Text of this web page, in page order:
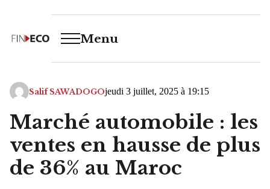
Menu
Salif SAWADOGOjeudi 3 juillet, 2025 à 19:15
Marché automobile : les
ventes en hausse de plus
de 36% au Maroc